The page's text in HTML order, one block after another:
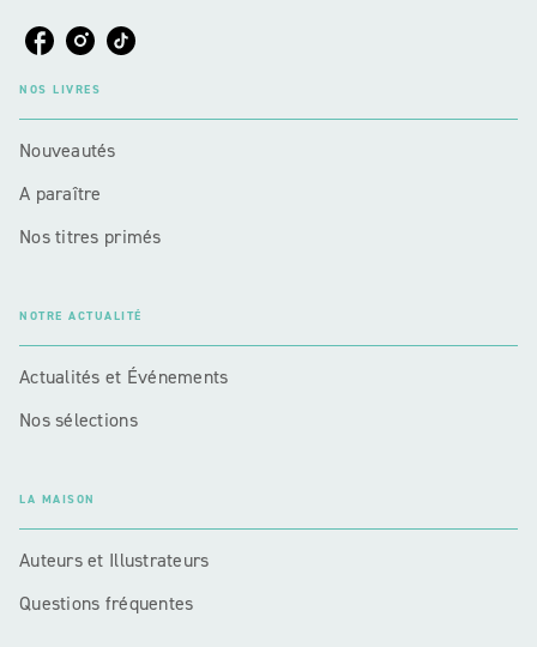
NOS LIVRES
Nouveautés
A paraître
Nos titres primés
NOTRE ACTUALITÉ
Actualités et Événements
Nos sélections
LA MAISON
Auteurs et Illustrateurs
Questions fréquentes